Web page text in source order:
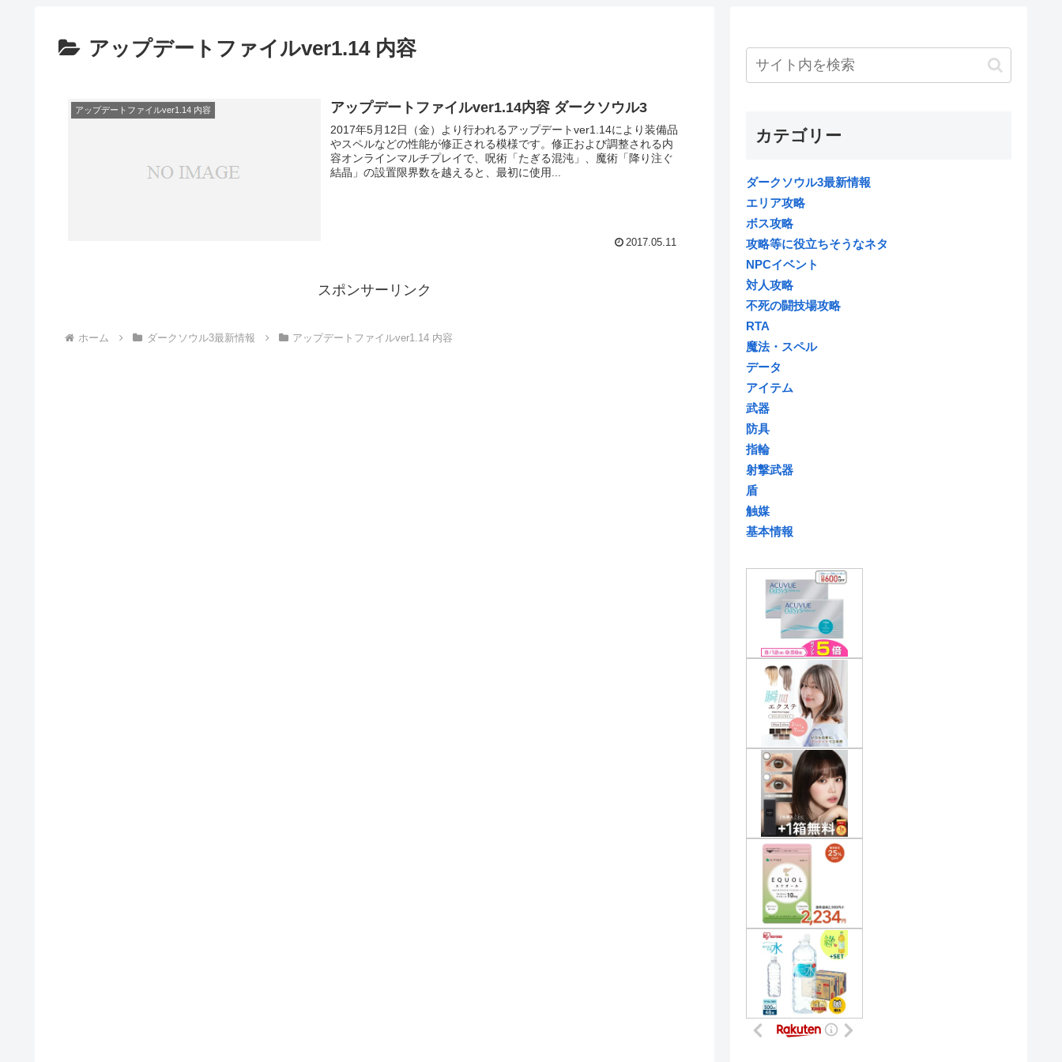
アップデートファイルver1.14 内容
アップデートファイルver1.14 内容 アップデートファイルver1.14内容 ダークソウル3
2017年5月12日（金）より行われるアップデートver1.14により装備品
やスペルなどの性能が修正される模様です。修正および調整される内
容オンラインマルチプレイで、呪術「たぎる混沌」、魔術「降り注ぐ
結晶」の設置限界数を越えると、最初に使用...
2017.05.11
スポンサーリンク
ホーム ダークソウル3最新情報 アップデートファイルver1.14 内容
カテゴリー
ダークソウル3最新情報
エリア攻略
ボス攻略
攻略等に役立ちそうなネタ
NPCイベント
対人攻略
不死の闘技場攻略
RTA
魔法・スペル
データ
アイテム
武器
防具
指輪
射撃武器
盾
触媒
基本情報